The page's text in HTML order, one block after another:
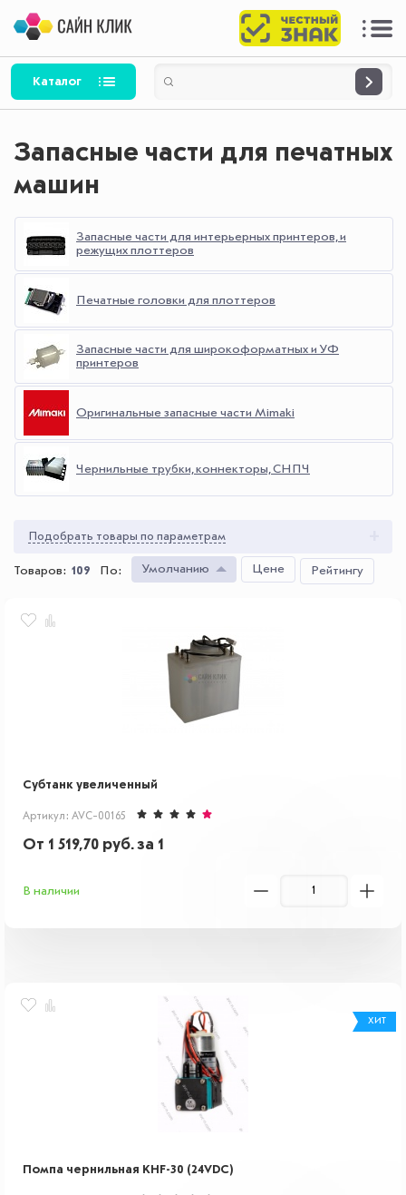
Каталог
Запасные части для печатных
машин
Запасные части для интерьерных принтеров, и
режущих плоттеров
Печатные головки для плоттеров
Запасные части для широкоформатных и УФ
принтеров
Оригинальные запасные части Mimaki
Чернильные трубки, коннекторы, СНПЧ
Подобрать товары по параметрам
Товаров: 109 По: Умолчанию Цене Рейтингу
Субтанк увеличенный
Артикул: AVC-00165
От 1 519,70 руб.за 1
В наличии
ХИТ
Помпа чернильная KHF-30 (24VDC)